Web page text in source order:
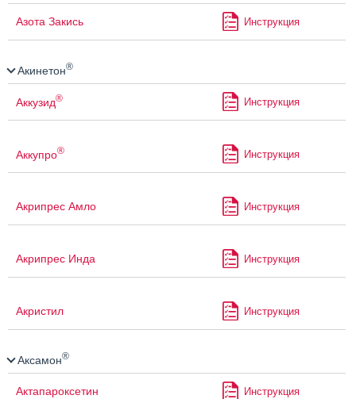
Азота Закись Инструкция
Акинетон®
Аккузид® Инструкция
Аккупро® Инструкция
Акрипрес Амло Инструкция
Акрипрес Инда Инструкция
Акристил Инструкция
Аксамон®
Актапароксетин Инструкция